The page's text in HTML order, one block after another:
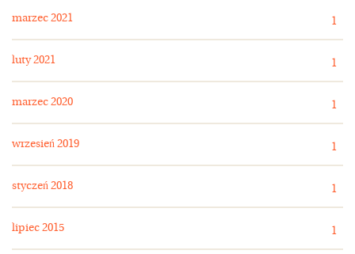
marzec 2021 1
luty 2021 1
marzec 2020 1
wrzesień 2019 1
styczeń 2018 1
lipiec 2015 1